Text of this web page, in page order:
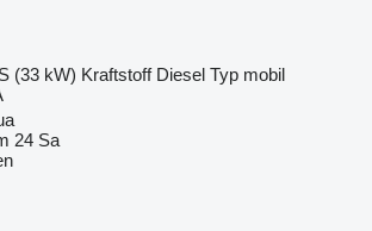
(33 kW) Kraftstoff Diesel Typ mobil
24 Sa